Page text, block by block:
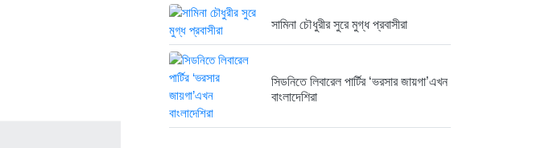
সামিনা চৌধুরীর সুরে মুগ্ধ প্রবাসীরা
সিডনিতে লিবারেল পার্টির ‘ভরসার জায়গা’এখন
বাংলাদেশিরা